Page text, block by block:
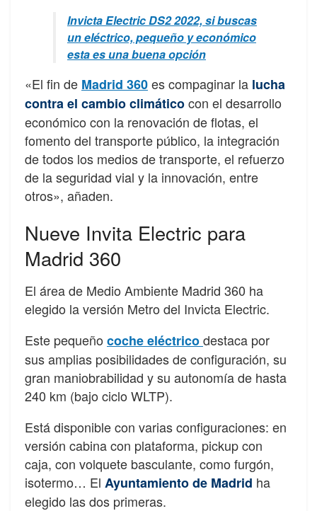
Invicta Electric DS2 2022, si buscas
un eléctrico, pequeño y económico
esta es una buena opción
«El fin de Madrid 360es compaginar la lucha
contra el cambio climáticocon el desarrollo
económico con la renovación de flotas, el
fomento del transporte público, la integración
de todos los medios de transporte, el refuerzo
de la seguridad vial y la innovación, entre
otros», añaden.
Nueve Invita Electric para
Madrid 360
El área de Medio Ambiente Madrid 360 ha
elegido la versión Metro del Invicta Electric.
Este pequeño coche eléctricodestaca por
sus amplias posibilidades de configuración, su
gran maniobrabilidad y su autonomía de hasta
240 km (bajo ciclo WLTP).
Está disponible con varias configuraciones: en
versión cabina con plataforma, pickup con
caja, con volquete basculante, como furgón,
isotermo… El Ayuntamiento de Madrid ha
elegido las dos primeras.